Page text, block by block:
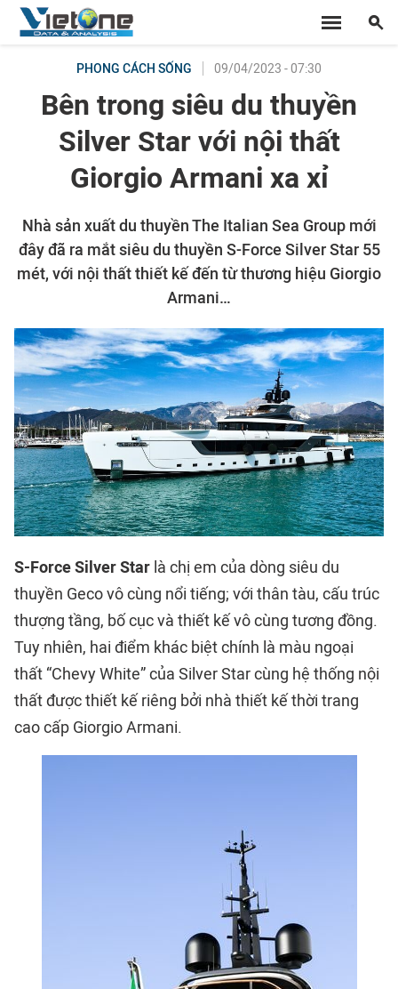
PHONG CÁCH SỐNG 09/04/2023 - 07:30
Bên trong siêu du thuyền
Silver Star với nội thất
Giorgio Armani xa xỉ
Nhà sản xuất du thuyền The Italian Sea Group mới
đây đã ra mắt siêu du thuyền S-Force Silver Star 55
mét, với nội thất thiết kế đến từ thương hiệu Giorgio
Armani…
S-Force Silver Star là chị em của dòng siêu du
thuyền Geco vô cùng nổi tiếng; với thân tàu, cấu trúc
thượng tầng, bố cục và thiết kế vô cùng tương đồng.
Tuy nhiên, hai điểm khác biệt chính là màu ngoại
thất “Chevy White” của Silver Star cùng hệ thống nội
thất được thiết kế riêng bởi nhà thiết kế thời trang
cao cấp Giorgio Armani.